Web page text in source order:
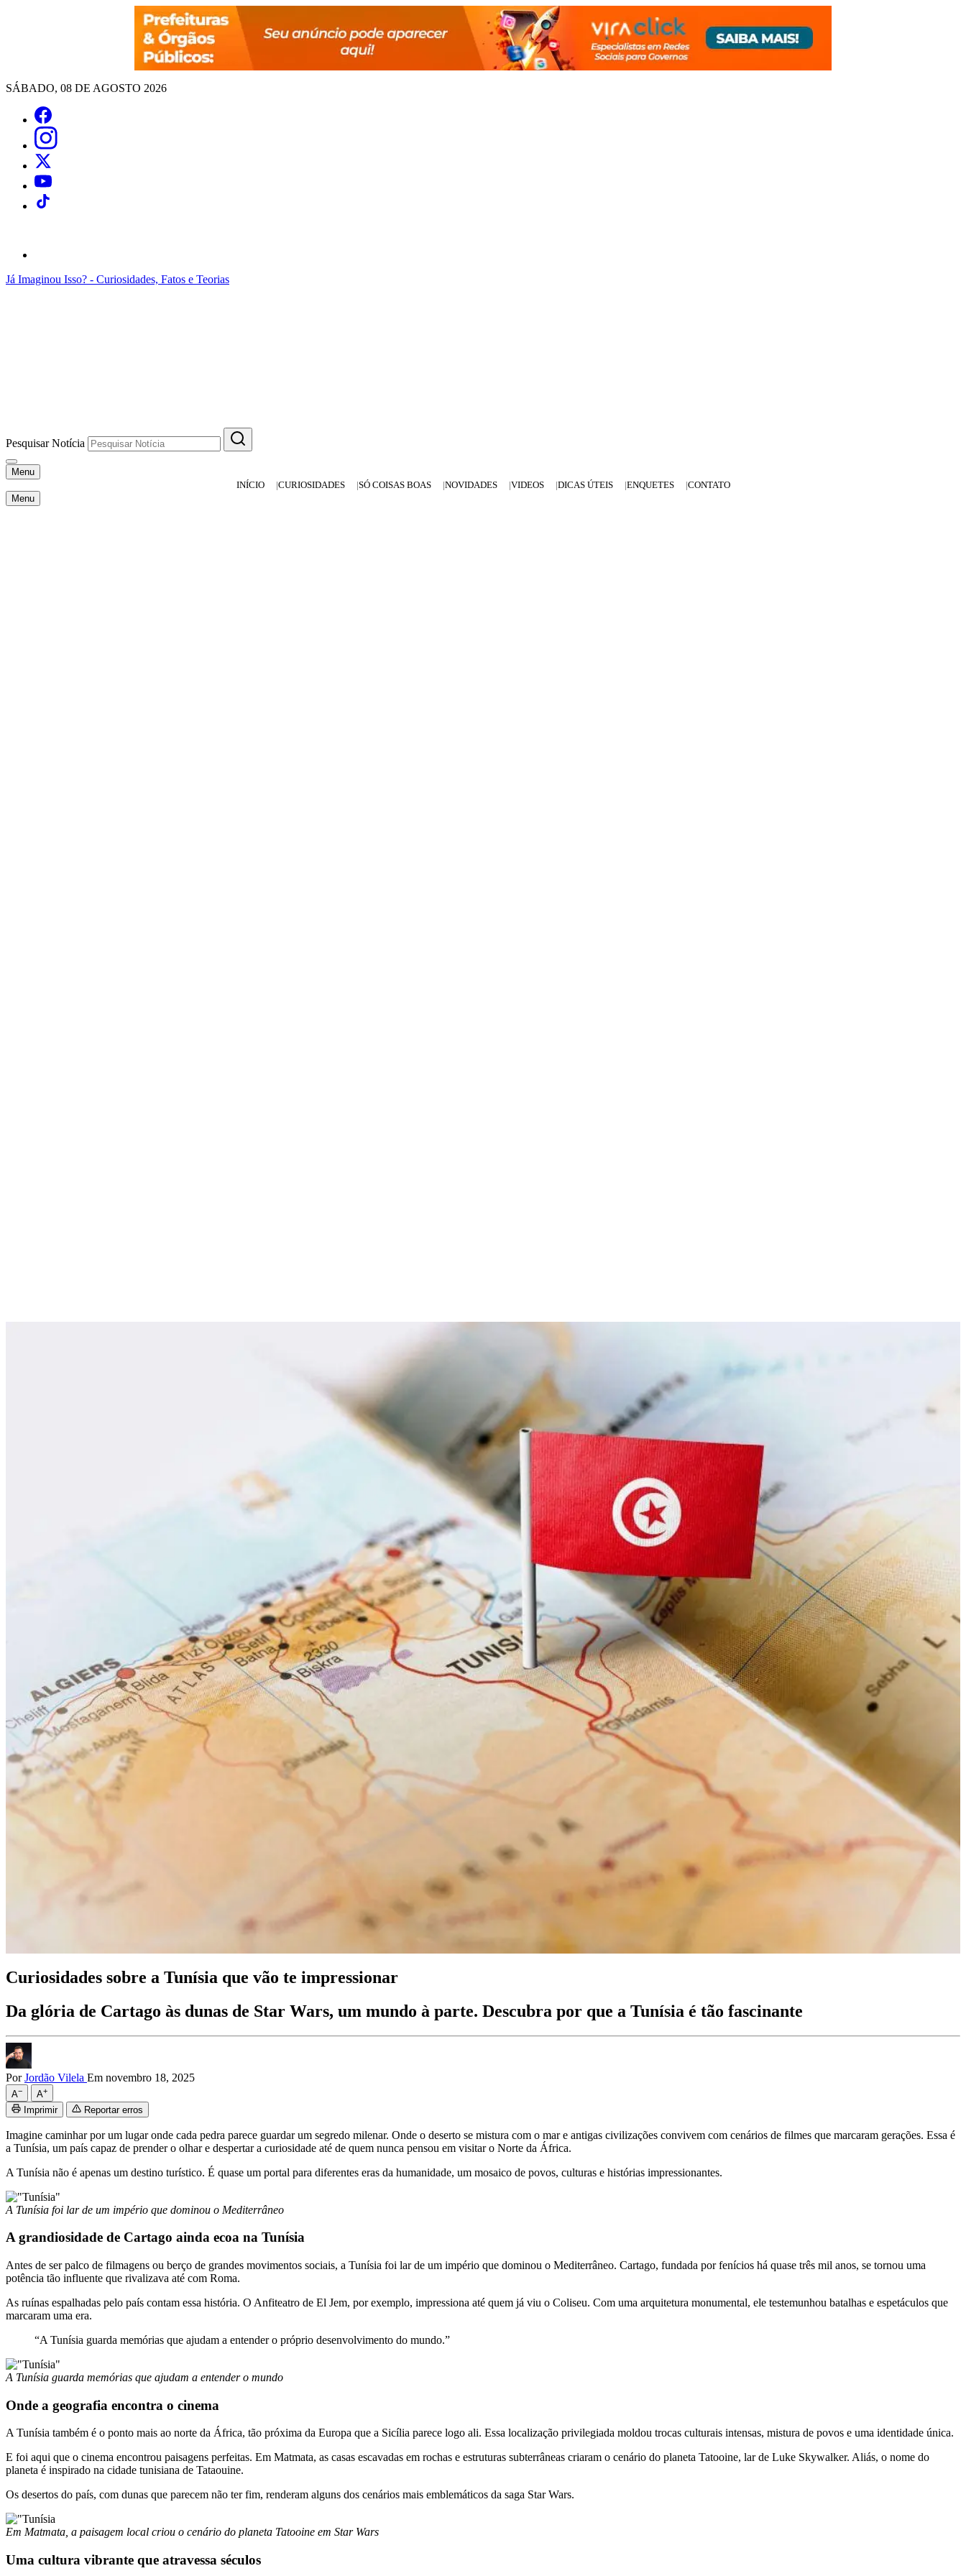
SÁBADO, 08 DE AGOSTO 2026
Já Imaginou Isso? - Curiosidades, Fatos e Teorias
Pesquisar Notícia
Menu
INÍCIO
CURIOSIDADES SÓ COISAS BOAS NOVIDADES VIDEOS DICAS ÚTEIS ENQUETES
CONTATO
Menu
Curiosidades sobre a Tunísia que vão te impressionar
Da glória de Cartago às dunas de Star Wars, um mundo à parte. Descubra por que a Tunísia é tão fascinante
PorJordão Vilela Em novembro 18, 2025
A− A+
Imprimir Reportar erros
Imagine caminhar por um lugar onde cada pedra parece guardar um segredo milenar. Onde o deserto se mistura com o mar e antigas civilizações convivem com cenários de filmes que marcaram gerações. Essa é
a Tunísia, um país capaz de prender o olhar e despertar a curiosidade até de quem nunca pensou em visitar o Norte da África.
A Tunísia não é apenas um destino turístico. É quase um portal para diferentes eras da humanidade, um mosaico de povos, culturas e histórias impressionantes.
A Tunísia foi lar de um império que dominou o Mediterrâneo
A grandiosidade de Cartago ainda ecoa na Tunísia
Antes de ser palco de filmagens ou berço de grandes movimentos sociais, a Tunísia foi lar de um império que dominou o Mediterrâneo. Cartago, fundada por fenícios há quase três mil anos, se tornou uma
potência tão influente que rivalizava até com Roma.
As ruínas espalhadas pelo país contam essa história. O Anfiteatro de El Jem, por exemplo, impressiona até quem já viu o Coliseu. Com uma arquitetura monumental, ele testemunhou batalhas e espetáculos que
marcaram uma era.
“A Tunísia guarda memórias que ajudam a entender o próprio desenvolvimento do mundo.”
A Tunísia guarda memórias que ajudam a entender o mundo
Onde a geografia encontra o cinema
A Tunísia também é o ponto mais ao norte da África, tão próxima da Europa que a Sicília parece logo ali. Essa localização privilegiada moldou trocas culturais intensas, mistura de povos e uma identidade única.
E foi aqui que o cinema encontrou paisagens perfeitas. Em Matmata, as casas escavadas em rochas e estruturas subterrâneas criaram o cenário do planeta Tatooine, lar de Luke Skywalker. Aliás, o nome do
planeta é inspirado na cidade tunisiana de Tataouine.
Os desertos do país, com dunas que parecem não ter fim, renderam alguns dos cenários mais emblemáticos da saga Star Wars.
Em Matmata, a paisagem local criou o cenário do planeta Tatooine em Star Wars
Uma cultura vibrante que atravessa séculos